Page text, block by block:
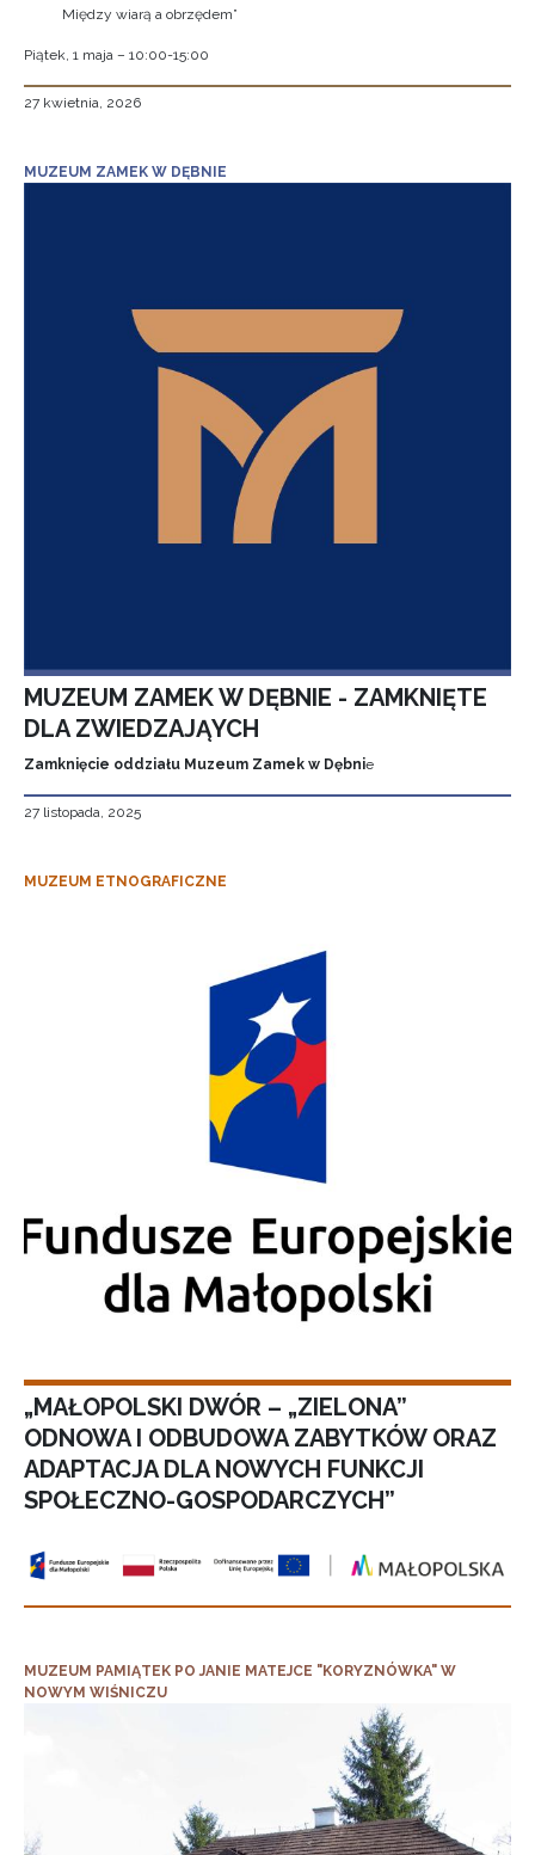
Między wiarą a obrzędem”
Piątek, 1 maja – 10:00-15:00
27 kwietnia, 2026
MUZEUM ZAMEK W DĘBNIE
MUZEUM ZAMEK W DĘBNIE - ZAMKNIĘTE
DLA ZWIEDZAJĄYCH
Zamknięcie oddziału Muzeum Zamek w Dębnie
27 listopada, 2025
MUZEUM ETNOGRAFICZNE
„MAŁOPOLSKI DWÓR – „ZIELONA”
ODNOWA I ODBUDOWA ZABYTKÓW ORAZ
ADAPTACJA DLA NOWYCH FUNKCJI
SPOŁECZNO-GOSPODARCZYCH”
MUZEUM PAMIĄTEK PO JANIE MATEJCE "KORYZNÓWKA" W
NOWYM WIŚNICZU